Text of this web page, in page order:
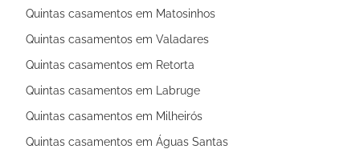
Quintas casamentos em Matosinhos
Quintas casamentos em Valadares
Quintas casamentos em Retorta
Quintas casamentos em Labruge
Quintas casamentos em Milheirós
Quintas casamentos em Águas Santas